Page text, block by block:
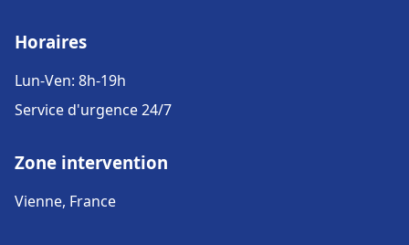
Horaires
Lun-Ven: 8h-19h
Service d'urgence 24/7
Zone intervention
Vienne, France